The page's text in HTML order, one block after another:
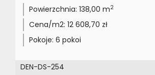
Powierzchnia: 138,00 m2
Cena/m2: 12 608,70 zł
Pokoje: 6 pokoi
DEN-DS-254